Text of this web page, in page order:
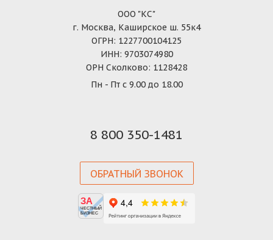
ООО "КС"
г. Москва, Каширское ш. 55к4
ОГРН: 1227700104125
ИНН: 9703074980
ОРН Сколково: 1128428
Пн - Пт с 9.00 до 18.00
8 800 350-1481
ОБРАТНЫЙ ЗВОНОК
ЗА
ЧЕСТНЫЙ
БИЗНЕС